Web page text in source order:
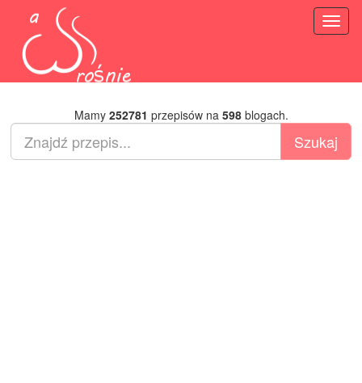
Mamy 252781 przepisów na 598blogach.